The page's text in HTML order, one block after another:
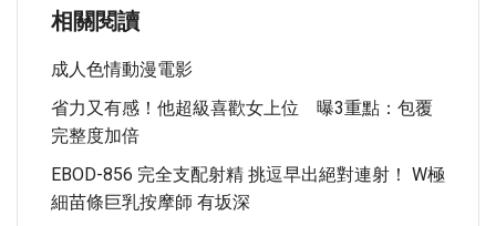
相關閱讀
成人色情動漫電影
省力又有感！他超級喜歡女上位 曝3重點：包覆
完整度加倍
EBOD-856 完全支配射精 挑逗早出絕對連射！ W極
細苗條巨乳按摩師 有坂深